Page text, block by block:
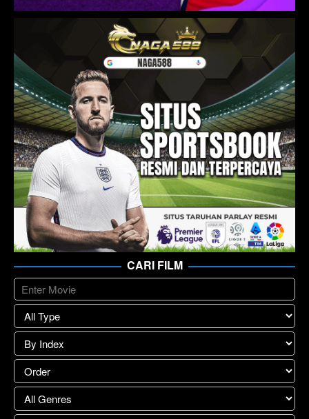
CARI FILM